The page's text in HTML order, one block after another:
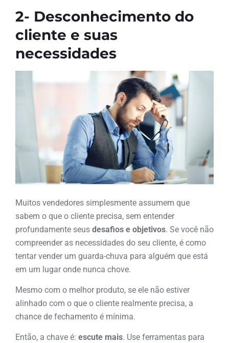
2- Desconhecimento do
cliente e suas
necessidades
Muitos vendedores simplesmente assumem que
sabem o que o cliente precisa, sem entender
profundamente seus desafios e objetivos. Se você não
compreender as necessidades do seu cliente, é como
tentar vender um guarda-chuva para alguém que está
em um lugar onde nunca chove.
Mesmo com o melhor produto, se ele não estiver
alinhado com o que o cliente realmente precisa, a
chance de fechamento é mínima.
Então, a chave é: escute mais. Use ferramentas para